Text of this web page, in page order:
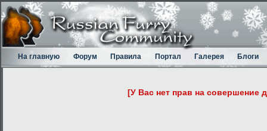
На главную Форум Правила Портал Галерея Блоги
[У Вас нет прав на совершение